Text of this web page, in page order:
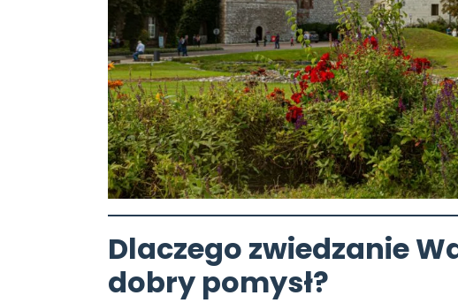
Dlaczego zwiedzanie
dobry pomysł?